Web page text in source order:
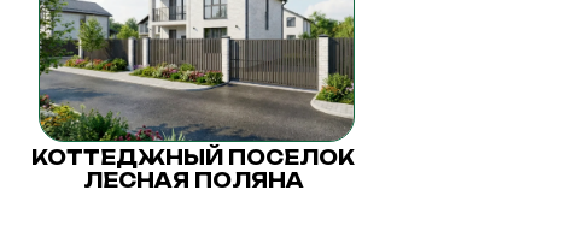
КОТТЕДЖНЫЙ ПОСЕЛОК
ЛЕСНАЯ ПОЛЯНА